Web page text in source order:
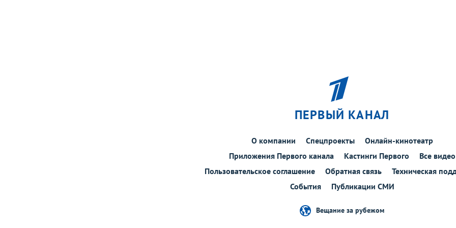
ПЕРВЫЙ КАНАЛ
О компании Спецпроекты
Онлайн-кинотеатр
Приложения Первого канала
Кастинги Первого
Все видео
Пользовательское соглашение
Обратная связь
Техническая
События
Публикации СМИ
Вещание за рубежом